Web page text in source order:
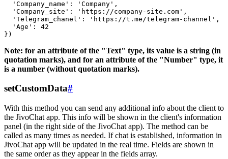
  'Company_name': 'Company',
  'Company_site': 'https://company-site.com',
  'Telegram_chanel': 'https://t.me/telegram-channel',
  'Age': 42
Note: for an attribute of the "Text" type, its value is a string (in
quotation marks), and for an attribute of the "Number" type, it
is a number (without quotation marks).
setCustomData#
With this method you can send any additional info about the client to
the JivoChat app. This info will be shown in the client's information
panel (in the right side of the JivoChat app). The method can be
called as many times as needed. If chat is established, information in
JivoChat app will be updated in the real time. Fields are shown in
the same order as they appear in the fields array.